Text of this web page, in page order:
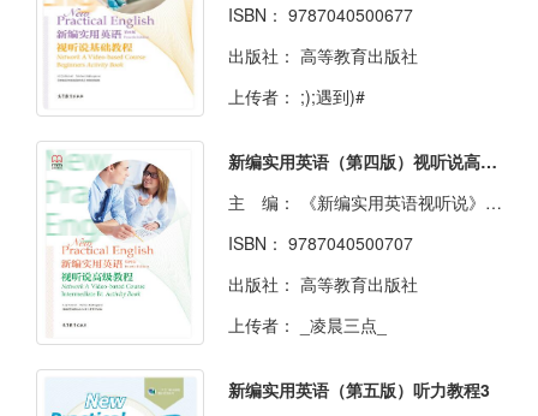
ISBN： 9787040500677
出版社： 高等教育出版社
上传者： ;);遇到)#
新编实用英语（第四版）视听说高级教程
主 编：
《新编实用英语视听说》教材改编组
ISBN： 9787040500707
出版社： 高等教育出版社
上传者：
_凌晨三点_
新编实用英语（第五版）听力教程3